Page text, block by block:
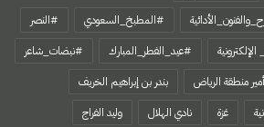
#المطبخ_السعودي
#النصر
#عيد_الفطر_المبارك
#نبضات_شاعر
أمير منطقة الرياض
بندر بن إبراهيم الخريف
غزة نادي الهلال
وليد الفراج